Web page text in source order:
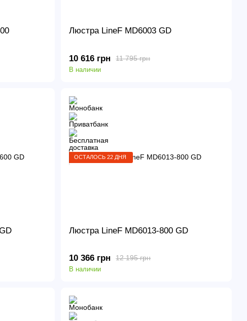
Люстра LineF MD6003 GD
11 795 грн
10 616 грн
В наличии
ОСТАЛОСЬ 22 ДНЯ
Люстра LineF MD6013-800 GD
12 195 грн
10 366 грн
В наличии